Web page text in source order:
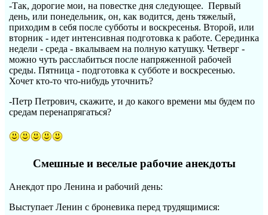
-Так, дорогие мои, на повестке дня следующее. Первый
день, или понедельник, он, как водится, день тяжелый,
приходим в себя после субботы и воскресенья. Второй, или
вторник - идет интенсивная подготовка к работе. Серединка
недели - среда - вкалываем на полную катушку. Четверг -
можно чуть расслабиться после напряженной рабочей
среды. Пятница - подготовка к субботе и воскресенью.
Хочет кто-то что-нибудь уточнить?
-Петр Петрович, скажите, и до какого времени мы будем по
средам перенапрягаться?
Смешные и веселые рабочие анекдоты
Анекдот про Ленина и рабочий день:
Выступает Ленин с броневика перед трудящимися: